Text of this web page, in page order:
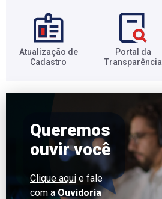
Atualização de
Cadastro​
Portal da
Transparência​
Queremos
ouvir você
Clique aqui e fale
com aOuvidoria